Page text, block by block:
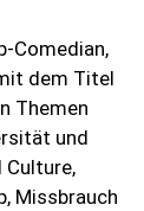
Comedian,
dem Titel
Themen
und
Culture,
Missbrauch